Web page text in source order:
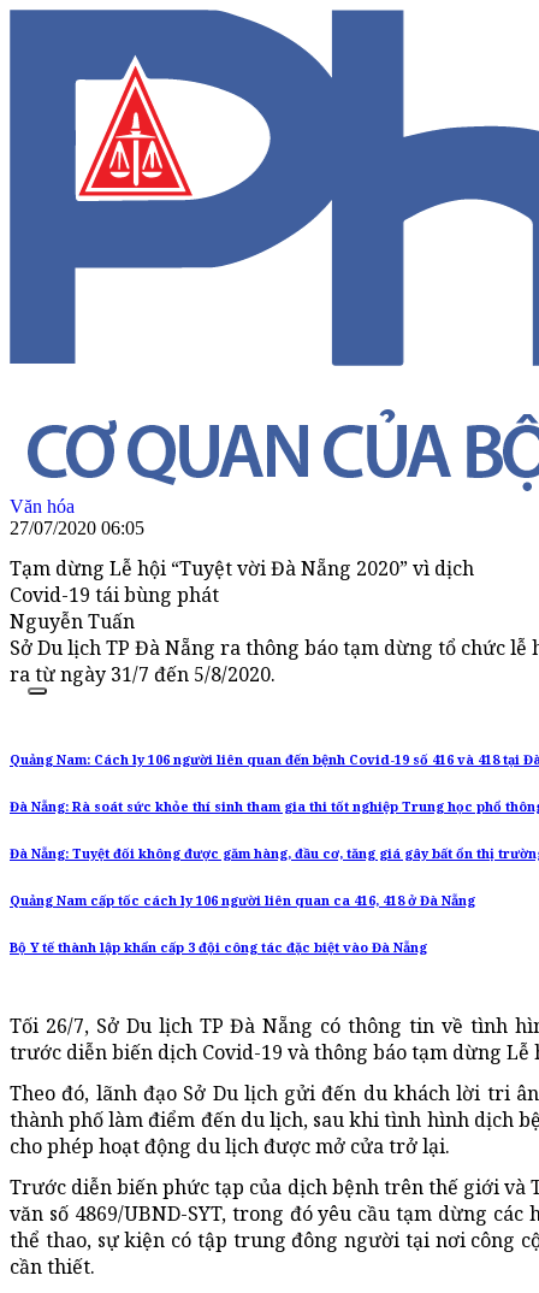
Văn hóa
27/07/2020 06:05
Tạm dừng Lễ hội “Tuyệt vời Đà Nẵng 2020” vì dịch
Covid-19 tái bùng phát
Nguyễn Tuấn
Sở Du lịch TP Đà Nẵng ra thông báo tạm dừng tổ chức
ra từ ngày 31/7 đến 5/8/2020.
Quảng Nam: Cách ly 106 người liên quan đến bệnh Covid-19 số 416 và 418 tại
Đà Nẵng: Rà soát sức khỏe thí sinh tham gia thi tốt nghiệp Trung học phổ
Đà Nẵng: Tuyệt đối không được găm hàng, đầu cơ, tăng giá gây bất ổn thị
Quảng Nam cấp tốc cách ly 106 người liên quan ca 416, 418 ở Đà Nẵng
Bộ Y tế thành lập khẩn cấp 3 đội công tác đặc biệt vào Đà Nẵng
Tối 26/7, Sở Du lịch TP Đà Nẵng có thông tin về tình
trước diễn biến dịch Covid-19 và thông báo tạm dừng Lễ
Theo đó, lãnh đạo Sở Du lịch gửi đến du khách lời tri
thành phố làm điểm đến du lịch, sau khi tình hình dịch
cho phép hoạt động du lịch được mở cửa trở lại.
Trước diễn biến phức tạp của dịch bệnh trên thế giới và
văn số 4869/UBND-SYT, trong đó yêu cầu tạm dừng
thể thao, sự kiện có tập trung đông người tại nơi công
cần thiết.